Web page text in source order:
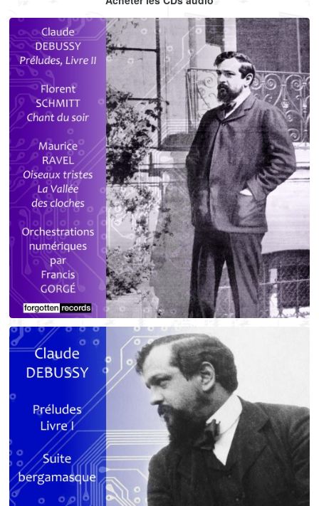
Debussy - Schmitt - Ravel
orchestrations numériques par Francis Gorgé